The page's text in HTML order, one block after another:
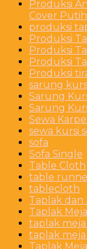
Produksi
Cover
produksi
Produksi
Produksi
Produksi
Produksi
sarung
Sarung
Sarung
Sewa
sewa kursi
sofa
Sofa Single
Table Cloth
table
tablecloth
Taplak dan
Taplak Meja
taplak meja
taplak
Taplak